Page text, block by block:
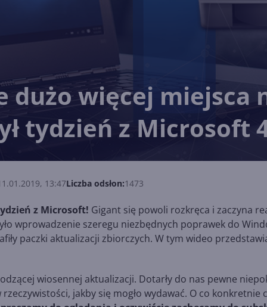
dużo więcej miejsca
tydzień z Microsoft
13:47Liczba odsłon:1473
z Microsoft! Gigant się powoli rozkręca i zaczyna
wprowadzenie szeregu niezbędnych poprawek do
paczki aktualizacji zbiorczych. W tym wideo
wiosennej aktualizacji. Dotarły do nas pewne
jakby się mogło wydawać. O co konkretnie